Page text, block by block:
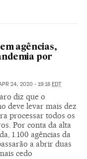
agências,
por
24, 2020 - 19:18 EDT
diz que o
deve levar mais dez
processar todos os
Por conta da alta
1.100 agências da
a abrir duas
cedo